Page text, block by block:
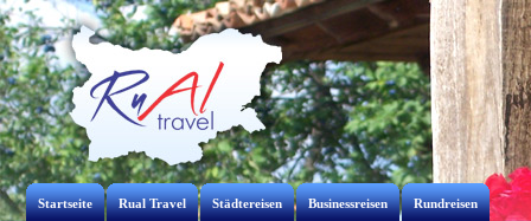
Startseite Rual Travel Städtereisen Businessreisen Rundreisen